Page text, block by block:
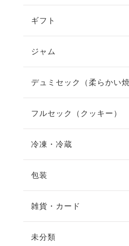
ギフト
ジャム
デュミセック（柔らかい焼
フルセック（クッキー）
冷凍・冷蔵
包装
雑貨・カード
未分類